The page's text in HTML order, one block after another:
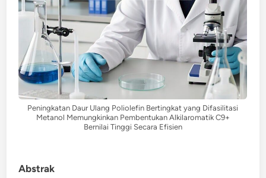
Peningkatan Daur Ulang Poliolefin Bertingkat yang Difasilitasi
Metanol Memungkinkan Pembentukan Alkilaromatik C9+
Bernilai Tinggi Secara Efisien
Abstrak